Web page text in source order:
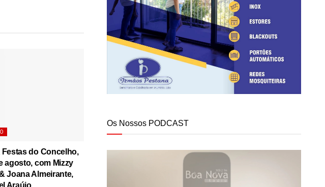
Festas do Concelho,
agosto, com Mizzy
Joana Almeirante,
Araújo
Os Nossos PODCAST